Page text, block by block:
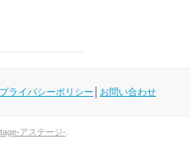
プライバシーポリシー お問い合わせ
アステージ-